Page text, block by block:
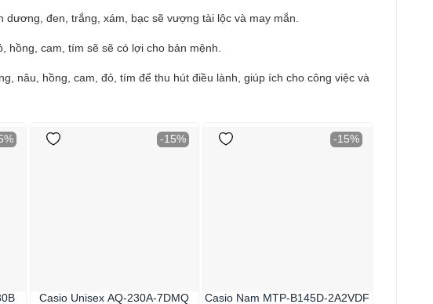
đen, trắng, xám, bạc sẽ vượng tài lộc và may mắn.
cam, tím sẽ sẽ có lợi cho bản mệnh.
nâu, hồng, cam, đỏ, tím để thu hút điều lành, giúp ích cho công việc và
-15%
Casio Unisex AQ-230A-7DMQ
-15%
Casio Nam MTP-B145D-2A2VDF